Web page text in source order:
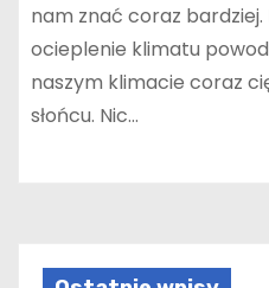
nam znać coraz
ocieplenie klimatu
naszym klimacie coraz
słońcu. Nic…